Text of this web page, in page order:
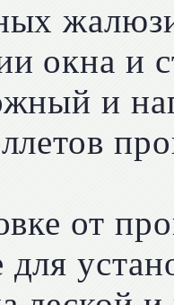
окна и
и
от
для